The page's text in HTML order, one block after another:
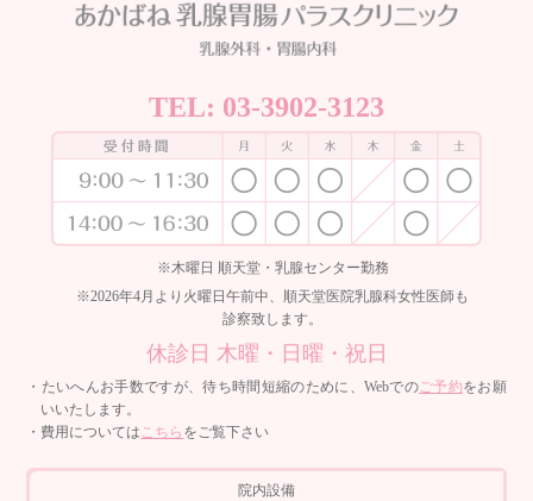
TEL: 03-3902-3123
※木曜日 順天堂・乳腺センター勤務
※2026年4月より火曜日午前中、順天堂医院乳腺科女性医師も
診察致します。
休診日 木曜・日曜・祝日
・たいへんお手数ですが、待ち時間短縮のために、Webでのご予約をお願
いいたします。
・費用についてはこちら をご覧下さい
院内設備